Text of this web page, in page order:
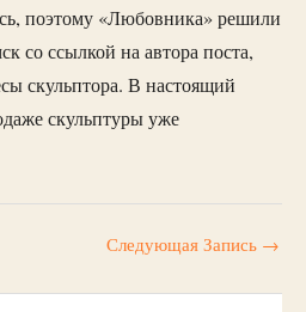
поэтому «Любовника» решили
со ссылкой на автора поста,
скульптора. В настоящий
скульптуры уже
Следующая Запись →